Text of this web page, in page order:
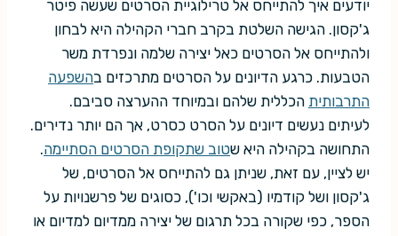
יודעים איך להתייחס אל טרילוגיית הסרטים שעשה פיטר
ג'קסון. הגישה השלטת בקרב חברי הקהילה היא לבחון
ולהתייחס אל הסרטים כאל יצירה שלמה ונפרדת משר
הטבעות. כרגע הדיונים על הסרטים מתרכזים בהשפעה
התרבותית הכללית שלהם ובמיוחד ההערצה סביבם.
לעיתים נעשים דיונים על הסרט כסרט, אך הם יותר נדירים.
התחושה בקהילה היא שטוב שתקופת הסרטים הסתיימה.
יש לציין, עם זאת, שניתן גם להתייחס אל הסרטים, של
ג'קסון ושל קודמיו (באקשי וכו'), כסוגים של פרשנויות על
הספר, כפי שקורה בכל תרגום של יצירה ממדיום למדיום או